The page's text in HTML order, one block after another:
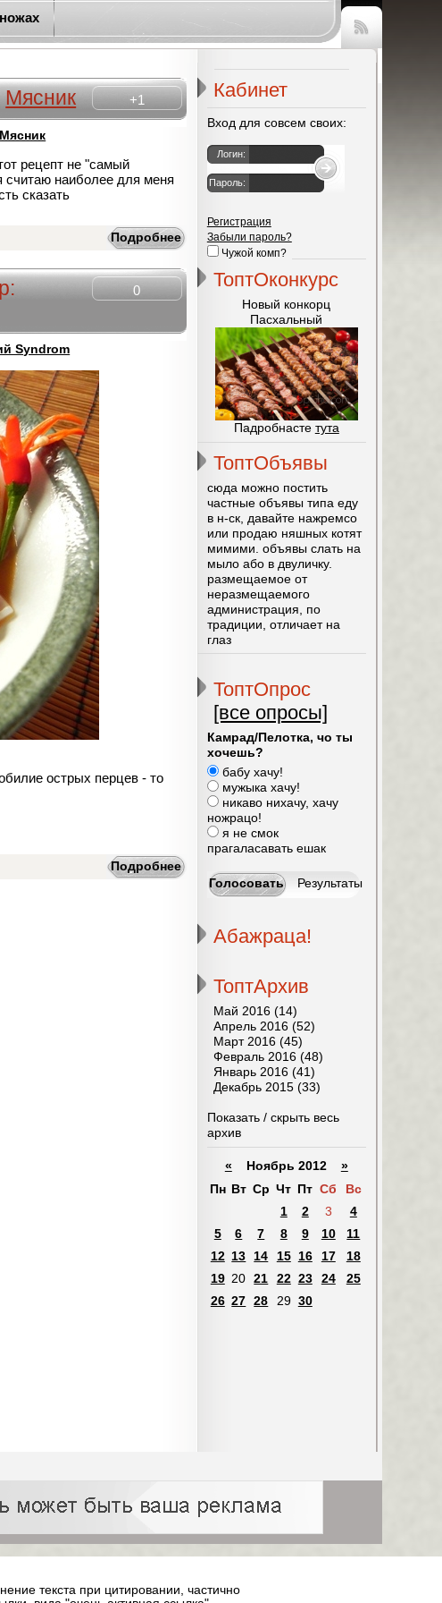
Чтение
RSS
+1
Мясник
Мясник
рецепт не "самый
считаю наиболее для меня
сказать
Подробнее
0
Syndrom
острых перцев - то
Подробнее
Кабинет
Вход для совсем своих:
Логин:
Пароль:
Регистрация
Забыли пароль?
Чужой комп?
ТоптОконкурс
Новый конкорц
Пасхальный
Падробнасте тута
ТоптОбъявы
сюда можно постить
частные объявы типа еду
в н-ск, давайте нажремсо
или продаю няшных котят
мимими. объявы слать на
мыло або в двуличку.
размещаемое от
неразмещаемого
администрация, по
традиции, отличает на
глаз
ТоптОпрос
[все опросы]
Камрад/Пелотка, чо ты
хочешь?
бабу хачу!
мужыка хачу!
никаво нихачу, хачу
ножрацо!
я не смок
прагаласавать ешак
Абажраца!
ТоптАрхив
Май 2016 (14)
Апрель 2016 (52)
Март 2016 (45)
Февраль 2016 (48)
Январь 2016 (41)
Декабрь 2015 (33)
Показать / скрыть весь
архив
« Ноябрь 2012 »
Пн
Вт Ср Чт Пт Сб
Вс
1
2 3
4
5
6 7 8 9 10
11
12 13 14 15 16 17
18
19 20 21 22 23 24
25
26 27 28 29 30
текста при цитировании, частично